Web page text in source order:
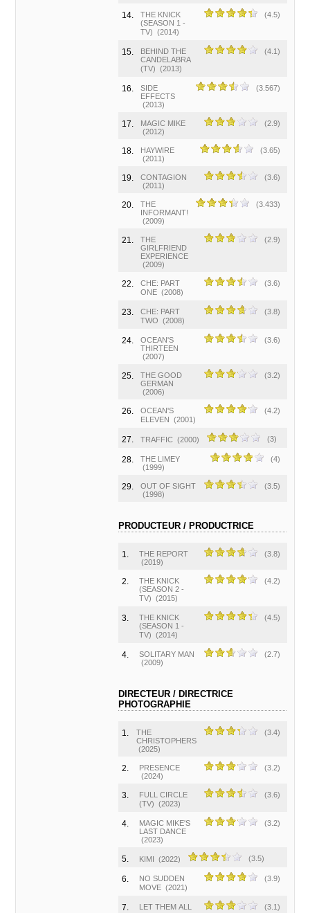
14.
THE KNICK
(SEASON 1 -
TV) (2014)
(4.5)
15.
BEHIND THE
CANDELABRA
(TV) (2013)
(4.1)
16.
SIDE
EFFECTS
(2013)
(3.567)
17.
MAGIC MIKE
(2012)
(2.9)
18.
HAYWIRE
(2011)
(3.65)
19.
CONTAGION
(2011)
(3.6)
20.
THE
INFORMANT!
(2009)
(3.433)
21.
THE
GIRLFRIEND
EXPERIENCE
(2009)
(2.9)
22.
CHE: PART
ONE (2008)
(3.6)
23.
CHE: PART
TWO (2008)
(3.8)
24.
OCEAN'S
THIRTEEN
(2007)
(3.6)
25.
THE GOOD
GERMAN
(2006)
(3.2)
26.
OCEAN'S
ELEVEN (2001)
(4.2)
27. TRAFFIC (2000) (3)
28.
THE LIMEY
(1999)
(4)
29.
OUT OF SIGHT
(1998)
(3.5)
PRODUCTEUR / PRODUCTRICE
1.
THE REPORT
(2019)
(3.8)
2.
THE KNICK
(SEASON 2 -
TV) (2015)
(4.2)
3.
THE KNICK
(SEASON 1 -
TV) (2014)
(4.5)
4.
SOLITARY MAN
(2009)
(2.7)
DIRECTEUR / DIRECTRICE
PHOTOGRAPHIE
1.
THE
CHRISTOPHERS
(2025)
(3.4)
2.
PRESENCE
(2024)
(3.2)
3.
FULL CIRCLE
(TV) (2023)
(3.6)
4.
MAGIC MIKE'S
LAST DANCE
(2023)
(3.2)
5. KIMI (2022) (3.5)
6.
NO SUDDEN
MOVE (2021)
(3.9)
7.
LET THEM ALL
(3.1)